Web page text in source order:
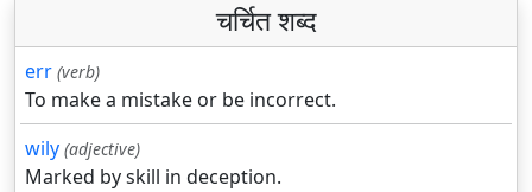
चर्चित शब्द
err (verb)
To make a mistake or be incorrect.
wily (adjective)
Marked by skill in deception.